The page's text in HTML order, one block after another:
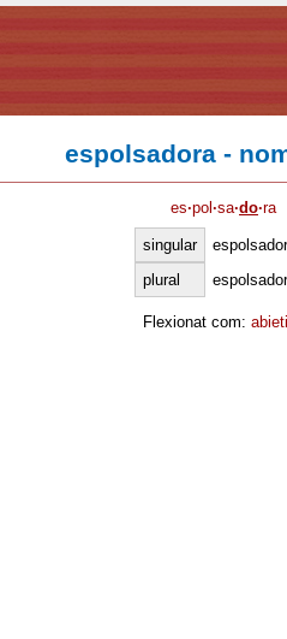
espolsadora -
es·pol ·sa·do·ra
singular
plural
Flexionat com: